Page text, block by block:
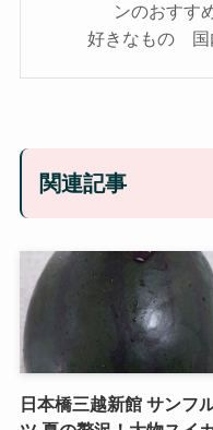
ンのおすす
好きなもの 国
関連記事
日本橋三越新館 サンフ